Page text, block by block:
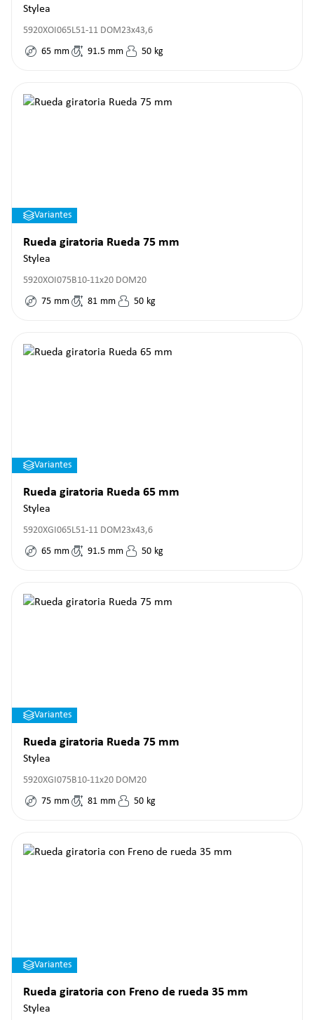
Stylea
5920XOI065L51-11 DOM23x43,6
65 mm 91.5 mm 50 kg
Variantes
Rueda giratoria Rueda 75 mm
Stylea
5920XOI075B10-11x20 DOM20
75 mm 81 mm 50 kg
Variantes
Rueda giratoria Rueda 65 mm
Stylea
5920XGI065L51-11 DOM23x43,6
65 mm 91.5 mm 50 kg
Variantes
Rueda giratoria Rueda 75 mm
Stylea
5920XGI075B10-11x20 DOM20
75 mm 81 mm 50 kg
Variantes
Rueda giratoria con Freno de rueda 35 mm
Stylea